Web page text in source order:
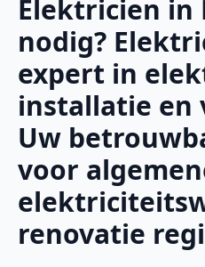
Elektricien in
nodig?
expert in
installatie en
Uw
voor
renovatie